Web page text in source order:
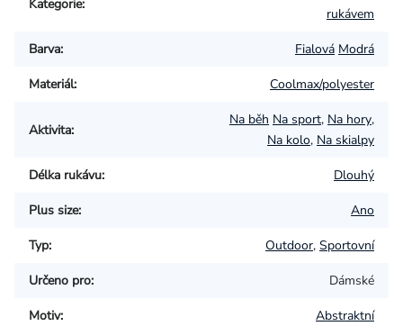
Kategorie:
rukávem
Barva: Fialová Modrá
Materiál: Coolmax/polyester
Aktivita:
Na běh Na sport, Na hory,
Na kolo, Na skialpy
Délka rukávu: Dlouhý
Plus size: Ano
Typ: Outdoor, Sportovní
Určeno pro: Dámské
Motiv: Abstraktní